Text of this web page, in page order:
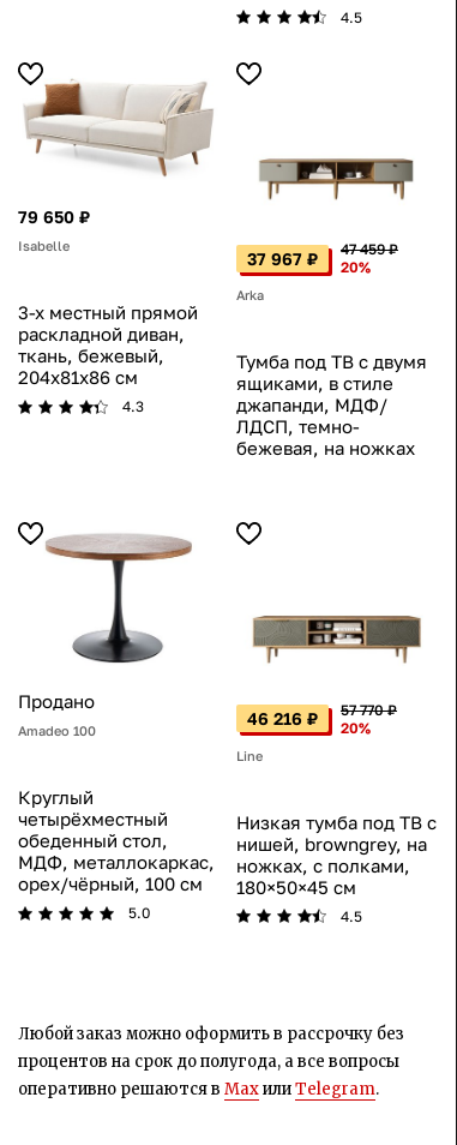
4.5
79 650 ₽
Isabelle
3-х местный прямой
раскладной диван,
ткань, бежевый,
204x81x86 см
4.3
37 967 ₽
47 459 ₽
20%
Arka
Тумба под ТВ с двумя
ящиками, в стиле
джапанди, МДФ/
ЛДСП, темно-
бежевая, на ножках
Продано
Amadeo 100
Круглый
четырёхместный
обеденный стол,
МДФ, металлокаркас,
орех/чёрный, 100 см
5.0
46 216 ₽
57 770 ₽
20%
Line
Низкая тумба под ТВ с
нишей, browngrey, на
ножках, с полками,
180×50×45 см
4.5
Любой заказ можно оформить в рассрочку без
процентов на срок до полугода, а все вопросы
оперативно решаются в MaxилиTelegram.